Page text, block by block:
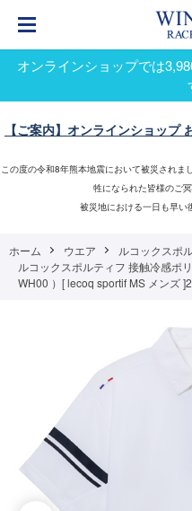
オンラインショップでは
【ご案内】オンラインショップ
この度の令和8年熊本地震において被災され
牲になられた皆様のご
被災地における一日も早い
ホーム ウエア
ルコックスポ
ルコックスポルティフ 接触冷感ポ
WH00 ）[ lecoq sportif MS メンズ